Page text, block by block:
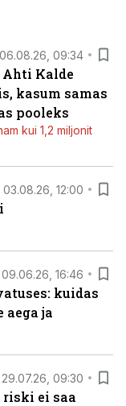
06.08.26, 09:34
Kalde
kasum samas
pooleks
kui 1,2 miljonit
03.08.26, 12:00
09.06.26, 16:46
kuidas
ja
29.07.26, 09:30
ei saa